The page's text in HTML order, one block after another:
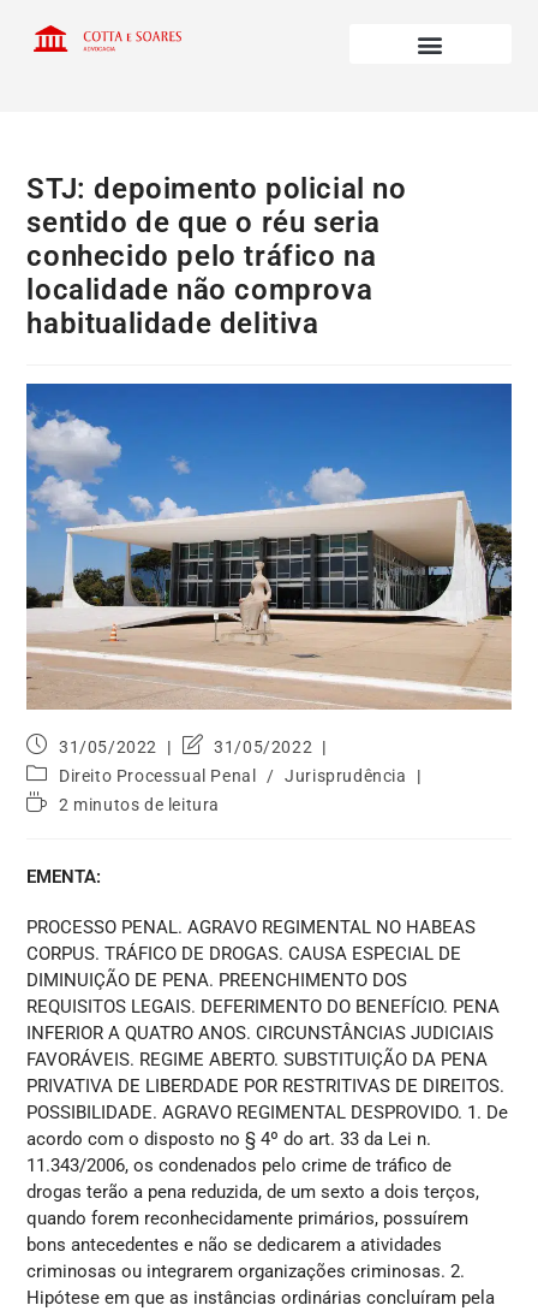
STJ: depoimento policial no
sentido de que o réu seria
conhecido pelo tráfico na
localidade não comprova
habitualidade delitiva
31/05/2022
31/05/2022
Direito Processual Penal
/ Jurisprudência
2 minutos de leitura
EMENTA:
PROCESSO PENAL. AGRAVO REGIMENTAL NO HABEAS
CORPUS. TRÁFICO DE DROGAS. CAUSA ESPECIAL DE
DIMINUIÇÃO DE PENA. PREENCHIMENTO DOS
REQUISITOS LEGAIS. DEFERIMENTO DO BENEFÍCIO. PENA
INFERIOR A QUATRO ANOS. CIRCUNSTÂNCIAS JUDICIAIS
FAVORÁVEIS. REGIME ABERTO. SUBSTITUIÇÃO DA PENA
PRIVATIVA DE LIBERDADE POR RESTRITIVAS DE DIREITOS.
POSSIBILIDADE. AGRAVO REGIMENTAL DESPROVIDO. 1. De
acordo com o disposto no § 4º do art. 33 da Lei n.
11.343/2006, os condenados pelo crime de tráfico de
drogas terão a pena reduzida, de um sexto a dois terços,
quando forem reconhecidamente primários, possuírem
bons antecedentes e não se dedicarem a atividades
criminosas ou integrarem organizações criminosas. 2.
Hipótese em que as instâncias ordinárias concluíram pela